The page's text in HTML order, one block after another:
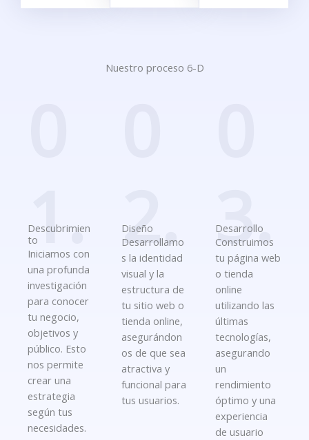
Nuestro proceso 6-D
1.
Descubrimien
to
Iniciamos con
una profunda
investigación
para conocer
tu negocio,
objetivos y
público. Esto
nos permite
crear una
estrategia
según tus
necesidades.
2.
Diseño
Desarrollamo
s la identidad
visual y la
estructura de
tu sitio web o
tienda online,
asegurándon
os de que sea
atractiva y
funcional para
tus usuarios.
3.
Desarrollo
Construimos
tu página web
o tienda
online
utilizando las
últimas
tecnologías,
asegurando
un
rendimiento
óptimo y una
experiencia
de usuario